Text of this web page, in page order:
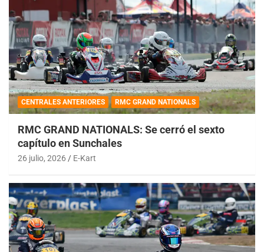
CENTRALES ANTERIORES RMC GRAND NATIONALS
RMC GRAND NATIONALS: Se cerró el sexto
capítulo en Sunchales
26 julio, 2026 E-Kart